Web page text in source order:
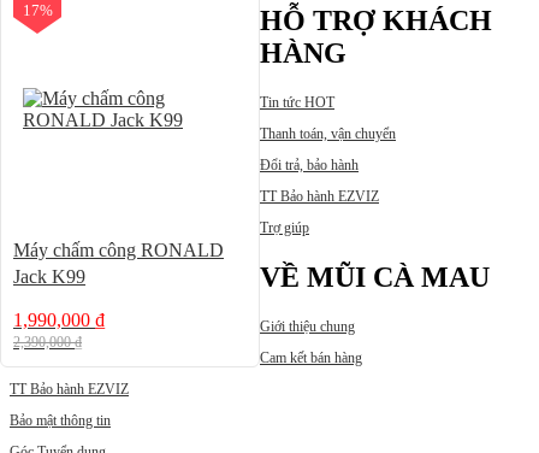
17%
Máy chấm công RONALD
Jack K99
1,990,000 ₫
2,390,000₫
HỖ TRỢ KHÁCH
HÀNG
Tin tức HOT
Thanh toán, vận chuyển
Đổi trả, bảo hành
TT Bảo hành EZVIZ
Trợ giúp
VỀ MŨI CÀ MAU
Giới thiệu chung
Cam kết bán hàng
TT Bảo hành EZVIZ
Bảo mật thông tin